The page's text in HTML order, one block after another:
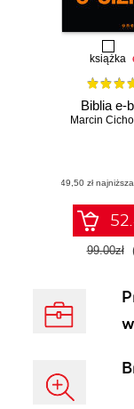
książka
Biblia e-
Marcin
(49,50 zł
99.00zł